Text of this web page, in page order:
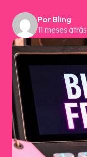
Por Bling
11 meses atrás